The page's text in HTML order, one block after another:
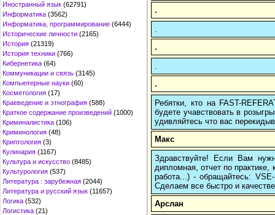
Иностранный язык (62791)
Информатика (3562)
Информатика, программирование (6444)
Исторические личности (2165)
История (21319)
История техники (766)
Кибернетика (64)
Коммуникации и связь (3145)
Компьютерные науки (60)
Косметология (17)
Краеведение и этнография (588)
Краткое содержание произведений (1000)
Криминалистика (106)
Криминология (48)
Криптология (3)
Кулинария (1167)
Культура и искусство (8485)
Культурология (537)
Литература : зарубежная (2044)
Литература и русский язык (11657)
Логика (532)
Логистика (21)
.
.
.
Ребятки, кто на FAST-
будете учавствовать в
удивляйтесь что вас
Макс
Здравствуйте! Если Вам
дипломная, отчет по
работа...) - обращайтесь:
Сделаем все быстро и
Арслан